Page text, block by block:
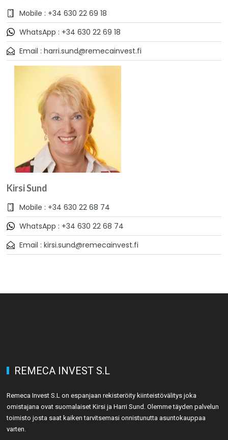
Mobile : +34 630 22 69 18
WhatsApp : +34 630 22 69 18
Email : harri.sund@remecainvest.fi
Kirsi Sund
Mobile : +34 630 22 68 74
WhatsApp : +34 630 22 68 74
Email : kirsi.sund@remecainvest.fi
REMECA INVEST S.L
Remeca Invest S.L on espanjaan rekisteröity kiinteistövälitys joka
omistajana ovat suomalaiset Kirsi ja Harri Sund. Olemme täyden palvelun
toimisto josta saat kaiken tarvitsemasi onnistunutta asuntokauppaa
varten.